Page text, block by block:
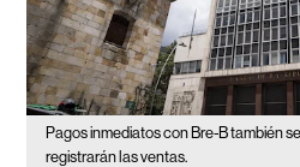
Pagos inmediatos con Bre-B también
registrarán las ventas.